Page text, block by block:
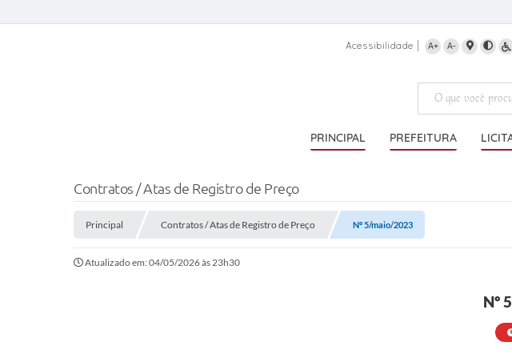
Acessibilidade A+ A-
PRINCIPAL PREFEITURA
Contratos / Atas de Registro de Preço
Principal Contratos / Atas de Registro de Preço Nº 5/maio/2023
Atualizado em: 04/05/2026 às 23h30
Nº